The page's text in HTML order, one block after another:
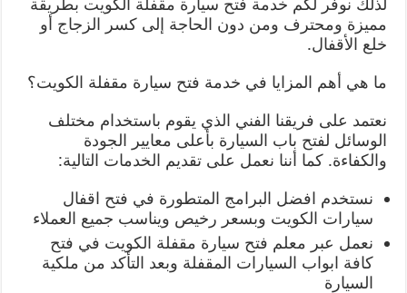
مميزة ومحترف ومن دون الحاجة إلى كسر الزجاج أو
خلع الأقفال.
ما هي أهم المزايا في خدمة فتح سيارة مقفلة الكويت؟
نعتمد على فريقنا الفني الذي يقوم باستخدام مختلف
الوسائل لفتح باب السيارة بأعلى معايير الجودة
والكفاءة. كما أننا نعمل على تقديم الخدمات التالية:
نستخدم افضل البرامج المتطورة في فتح اقفال
سيارات الكويت وبسعر رخيص ويناسب جميع العملاء
نعمل عبر معلم فتح سيارة مقفلة الكويت في فتح
كافة ابواب السيارات المقفلة وبعد التأكد من ملكية
السيارة